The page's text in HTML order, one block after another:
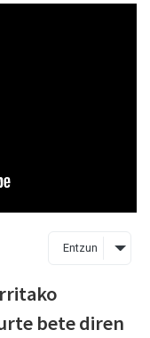
Entzun
bete diren